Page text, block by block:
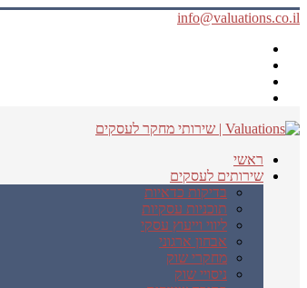
info@valuations.co.il
ראשי
שירותים לעסקים
בדיקות כדאיות
תוכניות עסקיות
ליווי וייעוץ עסקי
אבחון ארגוני
מחקרי שוק
ניסויי שוק